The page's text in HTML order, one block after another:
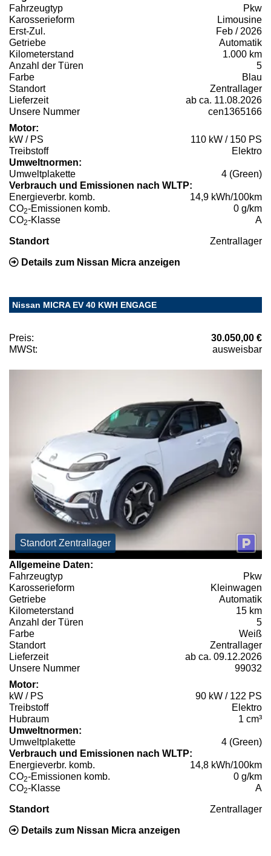
Fahrzeugtyp
Pkw
Karosserieform
Limousine
Erst-Zul.
Feb / 2026
Getriebe
Automatik
Kilometerstand
1.000 km
Anzahl der Türen
5
Farbe
Blau
Standort
Zentrallager
Lieferzeit
ab ca. 11.08.2026
Unsere Nummer
cen1365166
Motor:
kW / PS
110 kW / 150 PS
Treibstoff
Elektro
Umweltnormen:
Umweltplakette
4 (Green)
Verbrauch und Emissionen nach WLTP:
Energieverbr. komb.
14,9 kWh/100km
CO2-Emissionen komb.
0 g/km
CO2-Klasse A
Standort Zentrallager
Details zum Nissan Micra anzeigen
Nissan MICRA EV 40 KWH ENGAGE
Preis:
30.050,00 €
MWSt:
ausweisbar
Standort Zentrallager
Allgemeine Daten:
Fahrzeugtyp
Pkw
Karosserieform
Kleinwagen
Getriebe
Automatik
Kilometerstand
15 km
Anzahl der Türen
5
Farbe
Weiß
Standort
Zentrallager
Lieferzeit
ab ca. 09.12.2026
Unsere Nummer
99032
Motor:
kW / PS
90 kW / 122 PS
Treibstoff
Elektro
Hubraum
1 cm³
Umweltnormen:
Umweltplakette
4 (Green)
Verbrauch und Emissionen nach WLTP:
Energieverbr. komb.
14,8 kWh/100km
CO2-Emissionen komb.
0 g/km
CO2-Klasse A
Standort Zentrallager
Details zum Nissan Micra anzeigen